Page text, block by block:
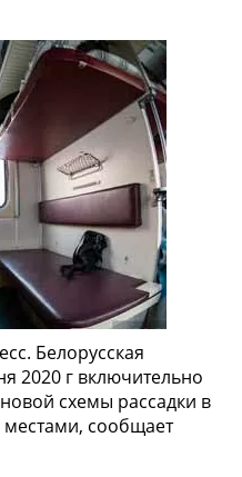
Белорусская
2020 г включительно
схемы рассадки в
сообщает